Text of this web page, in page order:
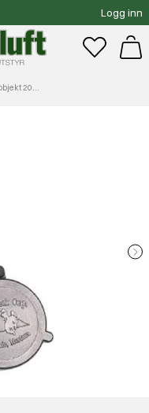
Logg inn
Butler Creek objekt 20 43,2